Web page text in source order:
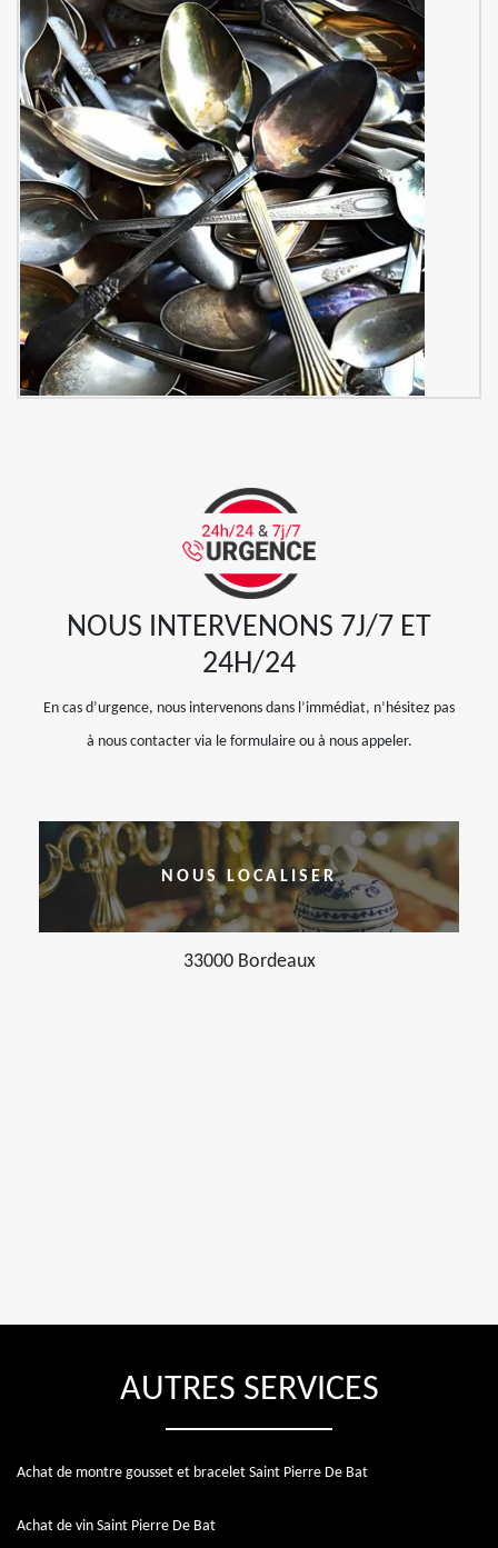
NOUS INTERVENONS 7J/7 ET
24H/24
En cas d’urgence, nous intervenons dans l’immédiat, n’hésitez pas
à nous contacter via le formulaire ou à nous appeler.
NOUS LOCALISER
33000 Bordeaux
AUTRES SERVICES
Achat de montre gousset et bracelet Saint Pierre De Bat
Achat de vin Saint Pierre De Bat